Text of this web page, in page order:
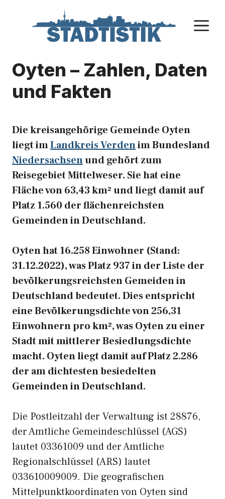
Oyten – Zahlen, Daten
und Fakten
Die kreisangehörige Gemeinde Oyten
liegt imLandkreis Verdenim Bundesland
Niedersachsenund gehört zum
Reisegebiet Mittelweser. Sie hat eine
Fläche von 63,43 km² und liegt damit auf
Platz 1.560 der flächenreichsten
Gemeinden in Deutschland.
Oyten hat 16.258 Einwohner (Stand:
31.12.2022), was Platz 937 in der Liste der
bevölkerungsreichsten Gemeiden in
Deutschland bedeutet. Dies entspricht
eine Bevölkerungsdichte von 256,31
Einwohnern pro km², was Oyten zu einer
Stadt mit mittlerer Besiedlungsdichte
macht. Oyten liegt damit auf Platz 2.286
der am dichtesten besiedelten
Gemeinden in Deutschland.
Die Postleitzahl der Verwaltung ist 28876,
der Amtliche Gemeindeschlüssel (AGS)
lautet 03361009 und der Amtliche
Regionalschlüssel (ARS) lautet
033610009009. Die geografischen
Mittelpunktkoordinaten von Oyten sind